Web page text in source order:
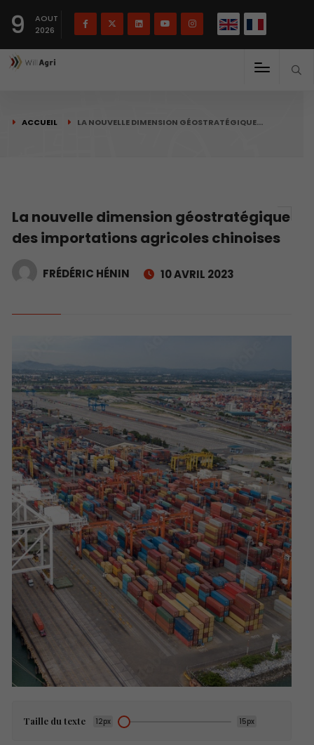
9
AOUT
2026
ACCUEIL LA NOUVELLE DIMENSION GÉOSTRATÉGIQUE…
La nouvelle dimension géostratégique
des importations agricoles chinoises
FRÉDÉRIC HÉNIN 10 AVRIL 2023
Taille du texte 12px 15px
Français English(English)